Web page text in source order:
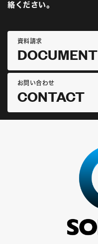
絡ください。
資料請求
DOCUMENT
お問い合わせ
CONTACT